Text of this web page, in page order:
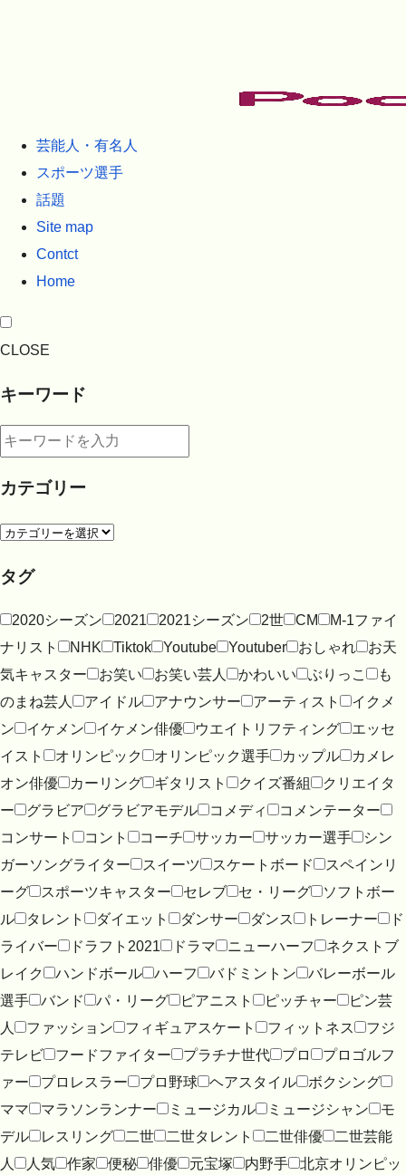
芸能人・有名人
スポーツ選手
話題
Site map
Contct
Home
CLOSE
キーワード
カテゴリー
タグ
2020シーズン 2021 2021シーズン 2世 CM
M-1ファイ
ナリスト
NHK Tiktok Youtube Youtuber おしゃれ
お天
気キャスター
お笑い お笑い芸人 かわいい ぶりっこ
も
のまね芸人
アイドル アナウンサー アーティスト
イクメ
ン
イケメン イケメン俳優 ウエイトリフティング
エッセ
イスト
オリンピック オリンピック選手 カップル
カメレ
オン俳優
カーリング ギタリスト クイズ番組
クリエイタ
ー
グラビア グラビアモデル コメディ
コメンテーター
コンサート
コント コーチ サッカー サッカー選手
シン
ガーソングライター
スイーツ スケートボード
スペインリ
ーグ
スポーツキャスター セレブ セ・リーグ
ソフトボー
ル
タレント ダイエット ダンサー ダンス トレーナー
ド
ライバー
ドラフト2021 ドラマ ニューハーフ
ネクストブ
レイク
ハンドボール ハーフ バドミントン
バレーボール
選手
バンド パ・リーグ ピアニスト ピッチャー
ピン芸
人
ファッション フィギュアスケート フィットネス
フジ
テレビ
フードファイター プラチナ世代 プロ
プロゴルフ
ァー
プロレスラー プロ野球 ヘアスタイル
ボクシング
ママ
マラソンランナー ミュージカル ミュージシャン
モ
デル
レスリング 二世 二世タレント 二世俳優
二世芸能
人
人気 作家 便秘 俳優 元宝塚 内野手
北京オリンピッ